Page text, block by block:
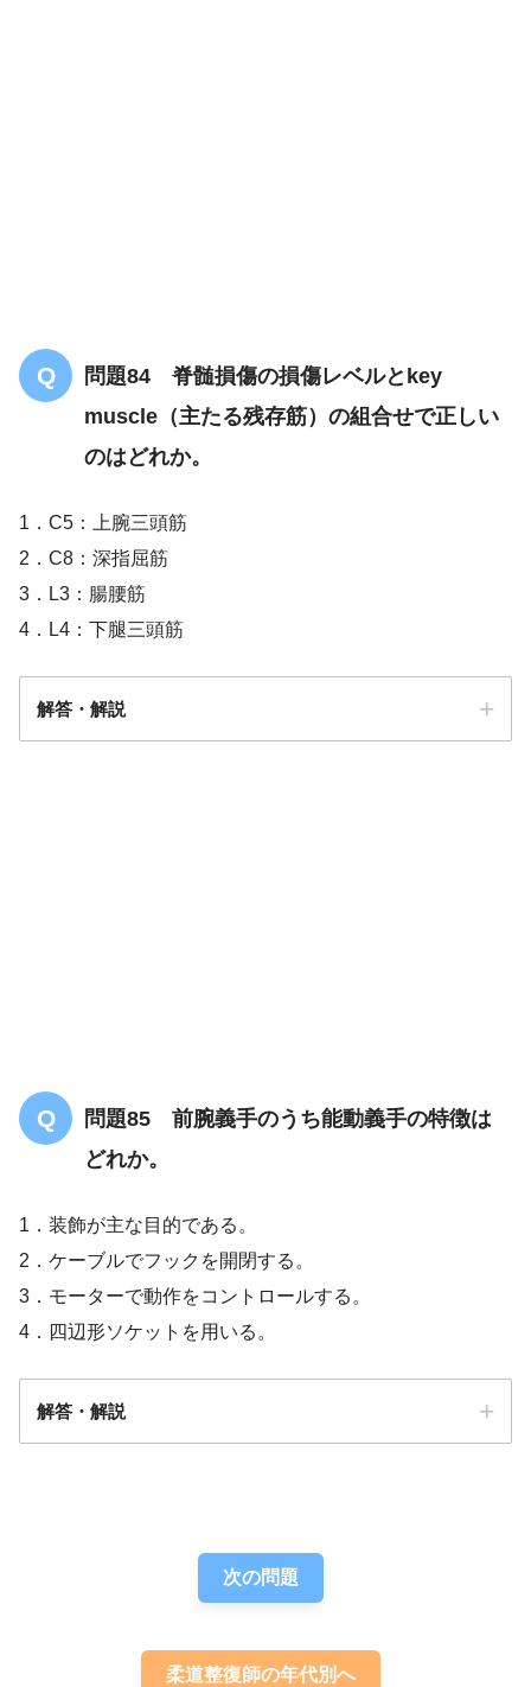
問題84 脊髄損傷の損傷レベルとkey
muscle（主たる残存筋）の組合せで正しい
のはどれか。
1．C5：上腕三頭筋
2．C8：深指屈筋
3．L3：腸腰筋
4．L4：下腿三頭筋
解答・解説
問題85 前腕義手のうち能動義手の特徴は
どれか。
1．装飾が主な目的である。
2．ケーブルでフックを開閉する。
3．モーターで動作をコントロールする。
4．四辺形ソケットを用いる。
解答・解説
次の問題
柔道整復師の年代別へ